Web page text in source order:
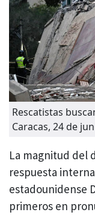
Rescatistas
Caracas, 24 de
La magnitud del
respuesta
estadounidense
primeros en